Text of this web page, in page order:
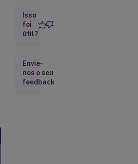
do
Secure
Web
intranet
para o
Secure
Isso
foi
útil?
Envie-
nos o seu
feedback